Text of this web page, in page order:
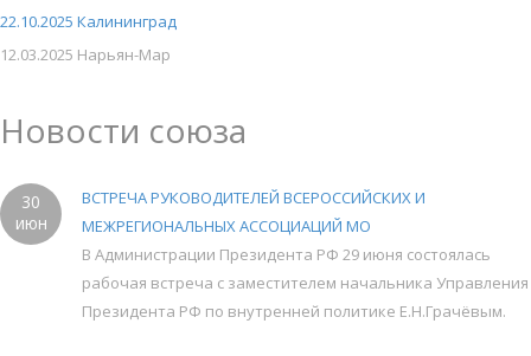
22.10.2025 Калининград
12.03.2025 Нарьян-Мар
Новости союза
30
июн
ВСТРЕЧА РУКОВОДИТЕЛЕЙ ВСЕРОССИЙСКИХ И
МЕЖРЕГИОНАЛЬНЫХ АССОЦИАЦИЙ МО
В Администрации Президента РФ 29 июня состоялась
рабочая встреча с заместителем начальника Управления
Президента РФ по внутренней политике Е.Н.Грачёвым.